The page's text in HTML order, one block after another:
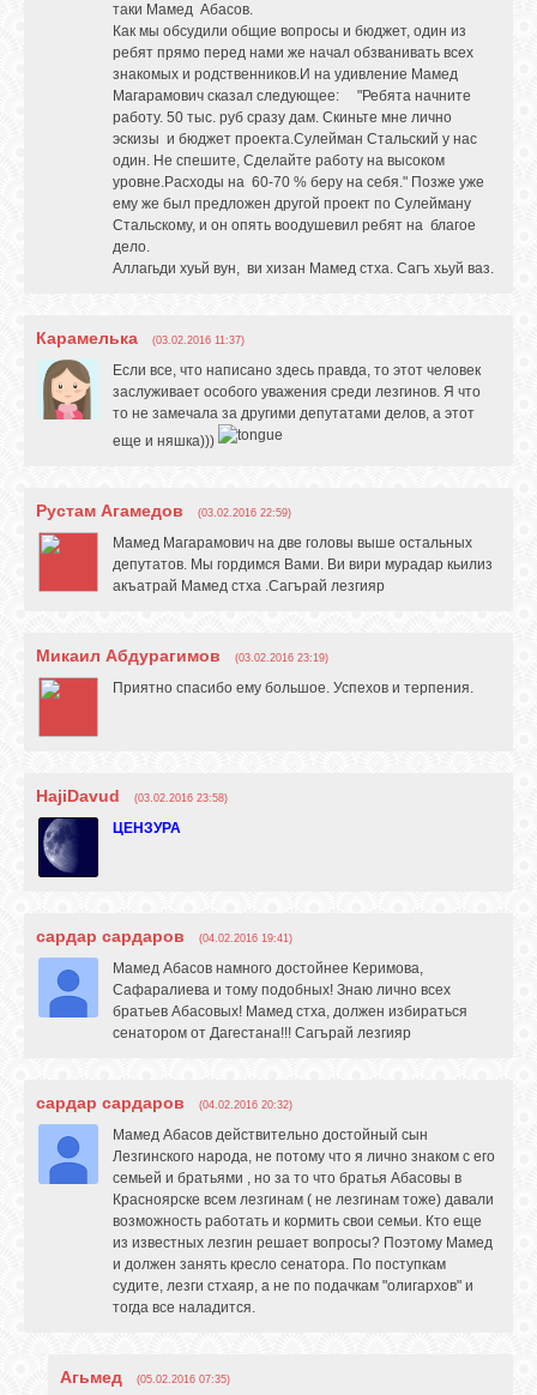
таки Мамед Абасов.
Как мы обсудили общие вопросы и бюджет, один из
ребят прямо перед нами же начал обзванивать всех
знакомых и родственников.И на удивление Мамед
Магарамович сказал следующее: "Ребята начните
работу. 50 тыс. руб сразу дам. Скиньте мне лично
эскизы и бюджет проекта.Сулейман Стальский у нас
один. Не спешите, Сделайте работу на высоком
уровне.Расходы на 60-70 % беру на себя." Позже уже
ему же был предложен другой проект по Сулейману
Стальскому, и он опять воодушевил ребят на благое
дело.
Аллагьди хуьй вун, ви хизан Мамед стха. Сагъ хьуй ваз.
Карамелька (03.02.2016 11:37)
Если все, что написано здесь правда, то этот человек
заслуживает особого уважения среди лезгинов. Я что
то не замечала за другими депутатами делов, а этот
еще и няшка)))
Рустам Агамедов (03.02.2016 22:59)
Мамед Магарамович на две головы выше остальных
депутатов. Мы гордимся Вами. Ви вири мурадар кьилиз
акъатрай Мамед стха .Сагърай лезгияр
Микаил Абдурагимов (03.02.2016 23:19)
Приятно спасибо ему большое. Успехов и терпения.
HajiDavud (03.02.2016 23:58)
ЦЕНЗУРА
сардар сардаров (04.02.2016 19:41)
Мамед Абасов намного достойнее Керимова,
Сафаралиева и тому подобных! Знаю лично всех
братьев Абасовых! Мамед стха, должен избираться
сенатором от Дагестана!!! Сагърай лезгияр
сардар сардаров (04.02.2016 20:32)
Мамед Абасов действительно достойный сын
Лезгинского народа, не потому что я лично знаком с его
семьей и братьями , но за то что братья Абасовы в
Красноярске всем лезгинам ( не лезгинам тоже) давали
возможность работать и кормить свои семьи. Кто еще
из известных лезгин решает вопросы? Поэтому Мамед
и должен занять кресло сенатора. По поступкам
судите, лезги стхаяр, а не по подачкам "олигархов" и
тогда все наладится.
Агьмед (05.02.2016 07:35)